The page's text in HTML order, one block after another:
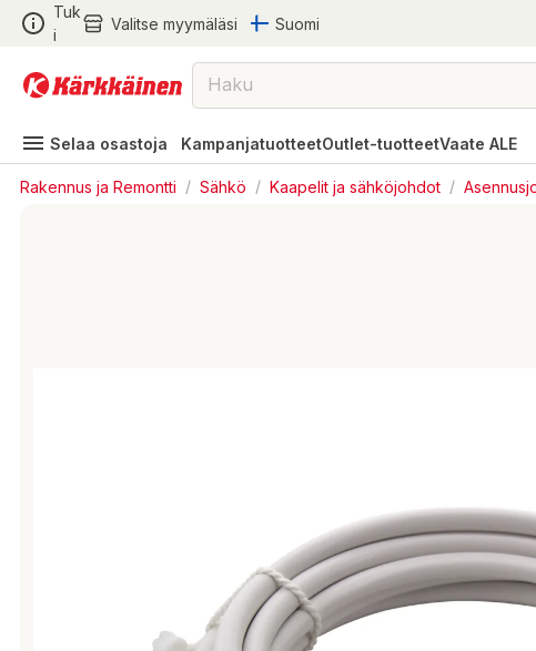
Tuk
i
Valitse myymäläsi Suomi
Selaa osastoja KampanjatuotteetOutlet-tuotteetVaate ALE
Rakennus ja Remontti / Sähkö / Kaapelit ja sähköjohdot /